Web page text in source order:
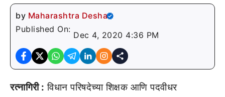
by Maharashtra Desha
Published On:
Dec 4, 2020 4:36 PM
रत्नागिरी : विधान परिषदेच्या शिक्षक आणि पदवीधर